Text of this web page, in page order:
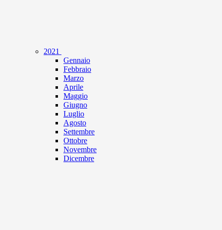
2021
Gennaio
Febbraio
Marzo
Aprile
Maggio
Giugno
Luglio
Agosto
Settembre
Ottobre
Novembre
Dicembre